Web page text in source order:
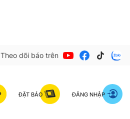
Theo dõi báo trên
ĐẶT BÁO ĐĂNG NHẬP